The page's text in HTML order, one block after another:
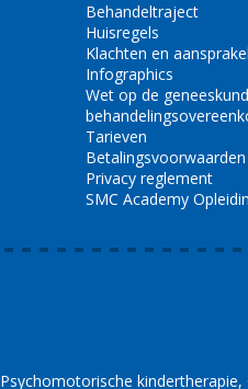
Behandeltraject
Huisregels
Klachten en
Infographics
Wet op de
Tarieven
Betalingsvoorwaarden
Privacy reglement
SMC Academy
Psychomotorische kindertherapie